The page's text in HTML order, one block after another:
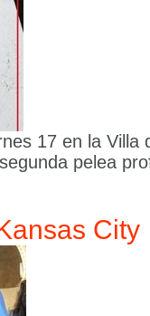
17 en la Villa
pelea
City